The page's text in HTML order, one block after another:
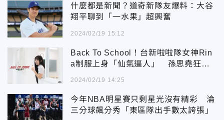
什麼都是新聞？道奇新隊友爆料：大谷
翔平聊到「一水果」超興奮
2024/02/19 15:12
Back To School！台新啦啦隊女神Rin
a制服上身「仙氣逼人」 孫思堯狂被
2024/02/19 14:25
今年NBA明星賽只剩星光沒有精彩 淪
三分球飆分秀「東區隊出手數太誇張」